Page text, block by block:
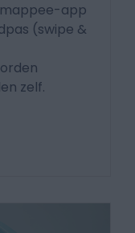
app
(swipe &
zelf.